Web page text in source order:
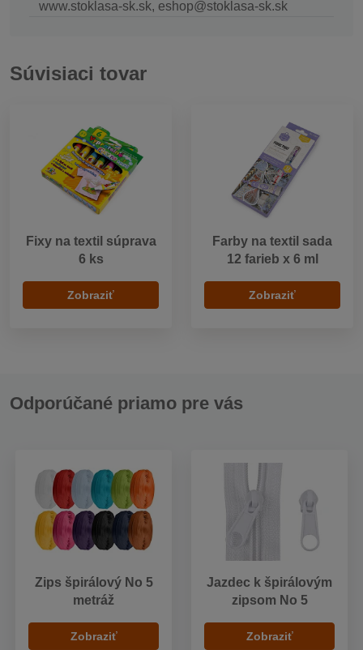
www.stoklasa-sk.sk, eshop@stoklasa-sk.sk
Súvisiaci tovar
Fixy na textil súprava
6 ks
Zobraziť
Farby na textil sada
12 farieb x 6 ml
Zobraziť
Odporúčané priamo pre vás
Zips špirálový No 5
metráž
Zobraziť
Jazdec k špirálovým
zipsom No 5
Zobraziť